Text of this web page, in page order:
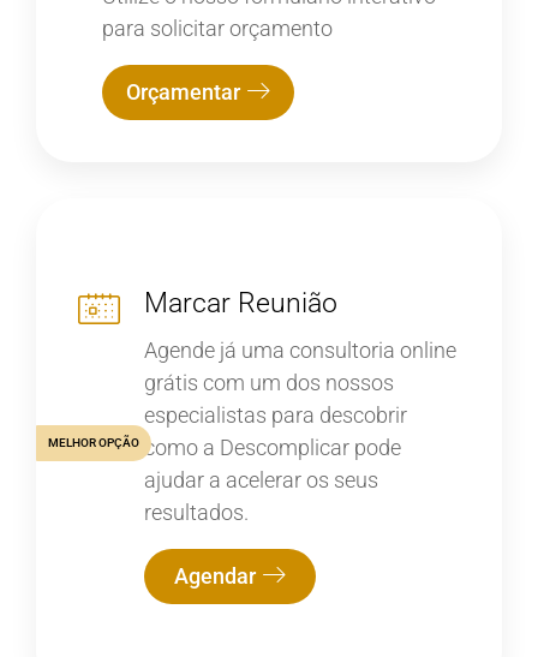
para solicitar orçamento
Orçamentar
Marcar Reunião
Agende já uma consultoria online
grátis com um dos nossos
especialistas para descobrir
como a Descomplicar pode
ajudar a acelerar os seus
resultados.
Agendar
MELHOR OPÇÃO